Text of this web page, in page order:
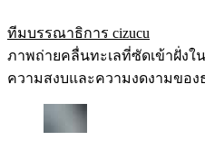
ทีมบรรณาธิการ cizucu
ภาพถ่ายคลื่นทะเลที่ซัดเข้าฝั่งใ
ความสงบและความงดงามของ